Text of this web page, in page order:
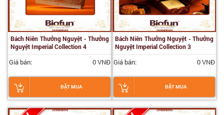
Bách Niên Thưởng Nguyệt - Thưởng
Nguyệt Imperial Collection 4
Giá bán: 0 VNĐ
ĐẶT MUA
Bách Niên Thưởng Nguyệt - Thưởng
Nguyệt Imperial Collection 3
Giá bán: 0 VNĐ
ĐẶT MUA